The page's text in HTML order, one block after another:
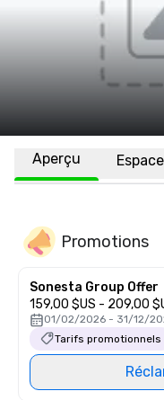
Aperçu
Promotions
Sonesta Group Offer
159,00 $US - 209,00
01/02/2026 - 31/12/
Tarifs promotionnels